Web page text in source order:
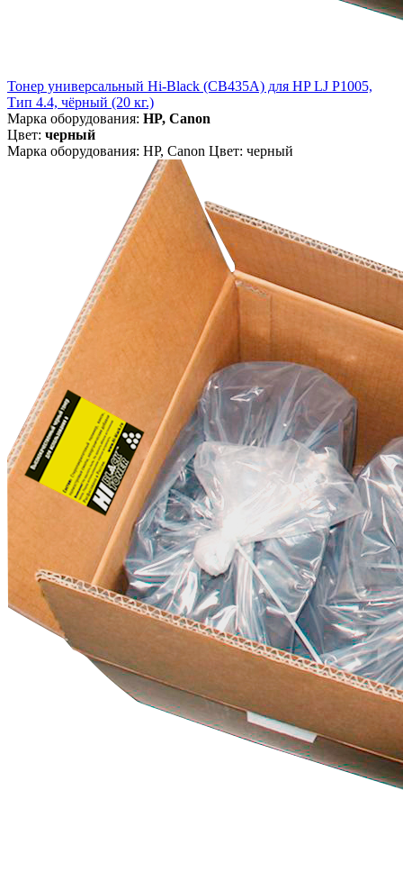
Тонер универсальный Hi-Black (CB435A) для HP LJ P1005,
Тип 4.4, чёрный (20 кг.)
Марка оборудования: HP, Canon
Цвет: черный
Марка оборудования: HP, Canon Цвет: черный